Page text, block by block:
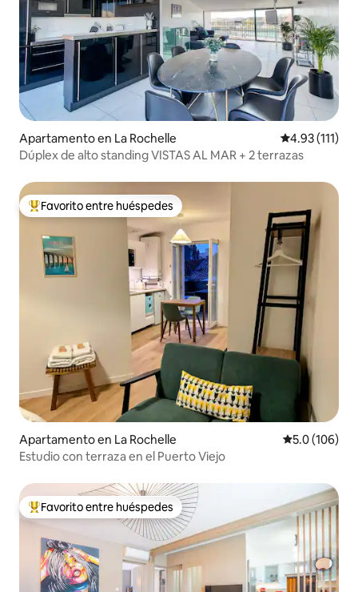
Apartamento en La Rochelle Calificación
4.93 (111)
Dúplex de alto standing VISTAS AL MAR + 2 terrazas
Favorito entre huéspedes preferido
Favorito entre huéspedes
Apartamento en La Rochelle Calificación
5.0 (106)
Estudio con terraza en el Puerto Viejo
Favorito entre huéspedes preferido
Favorito entre huéspedes